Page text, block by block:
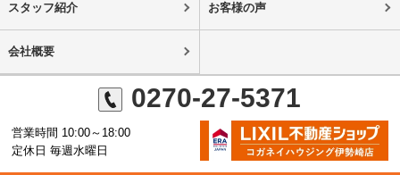
スタッフ紹介 お客様の声
会社概要
0270-27-5371
営業時間 10:00～18:00
定休日 毎週水曜日